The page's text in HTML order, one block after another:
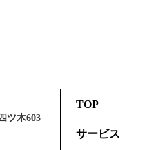
ツ木603
TOP
サービス